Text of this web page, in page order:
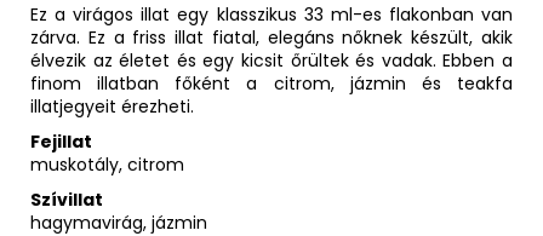
Ez a virágos illat egy klasszikus 33 ml-es flakonban van
zárva. Ez a friss illat fiatal, elegáns nőknek készült, akik
élvezik az életet és egy kicsit őrültek és vadak. Ebben a
finom illatban főként a citrom, jázmin és teakfa
illatjegyeit érezheti.
Fejillat
muskotály, citrom
Szívillat
hagymavirág, jázmin